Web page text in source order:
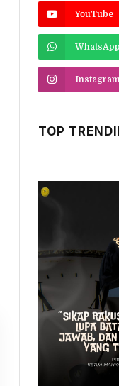
YouTube
WhatsApp
Instagram
TOP